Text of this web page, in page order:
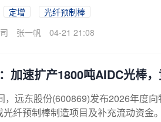
定增
光纤预制棒
张一帆 04-21 21:08
加速扩产1800吨AIDC光棒
，远东股份(600869)发布2026年度
光纤预制棒制造项目及补充流动资金